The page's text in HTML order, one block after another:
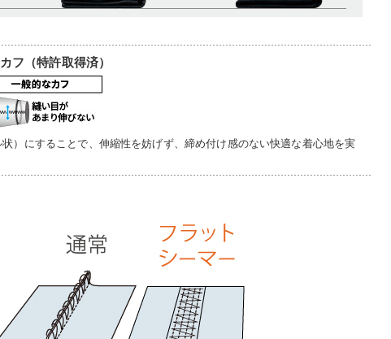
フ（特許取得済）
）にすることで、伸縮性を妨げず、締め付け感のない快適な着心地を実